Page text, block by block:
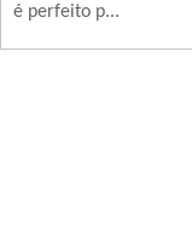
é perfeito p...